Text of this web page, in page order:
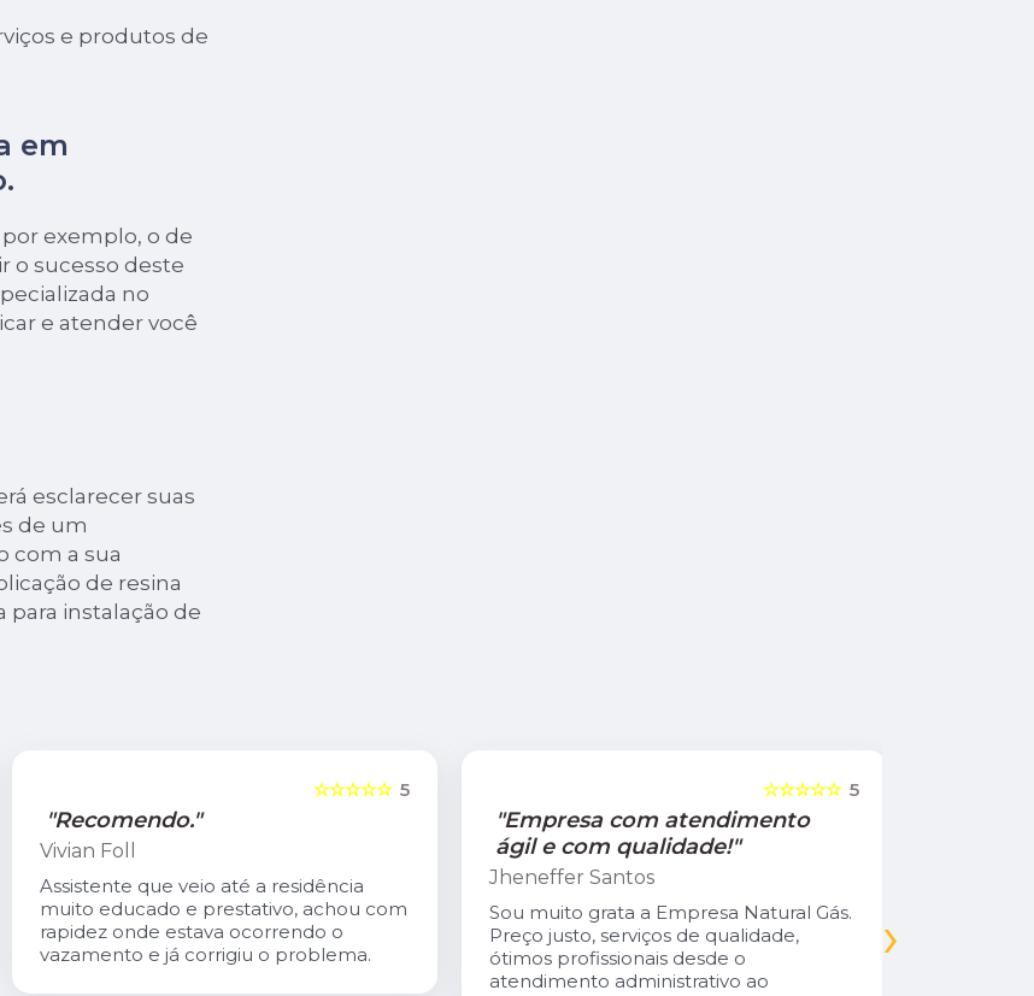
e produtos de
em
exemplo, o de
o sucesso deste
no
e atender você
esclarecer suas
de um
com a sua
de resina
para instalação de
5
☆☆☆☆☆
"Recomendo."
Vivian Foll
Assistente que veio até a residência
muito educado e prestativo, achou com
rapidez onde estava ocorrendo o
vazamento e já corrigiu o problema.
5
☆☆☆☆☆
"Empresa com atendimento
ágil e com qualidade!"
Jheneffer Santos
Sou muito grata a Empresa Natural Gás.
Preço justo, serviços de qualidade,
ótimos profissionais desde o
atendimento administrativo ao
›